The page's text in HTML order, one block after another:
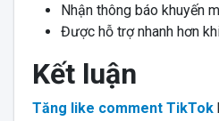
Nhận thông báo khuyến
Được hỗ trợ nhanh hơn
Kết luận
Tăng like comment TikTok